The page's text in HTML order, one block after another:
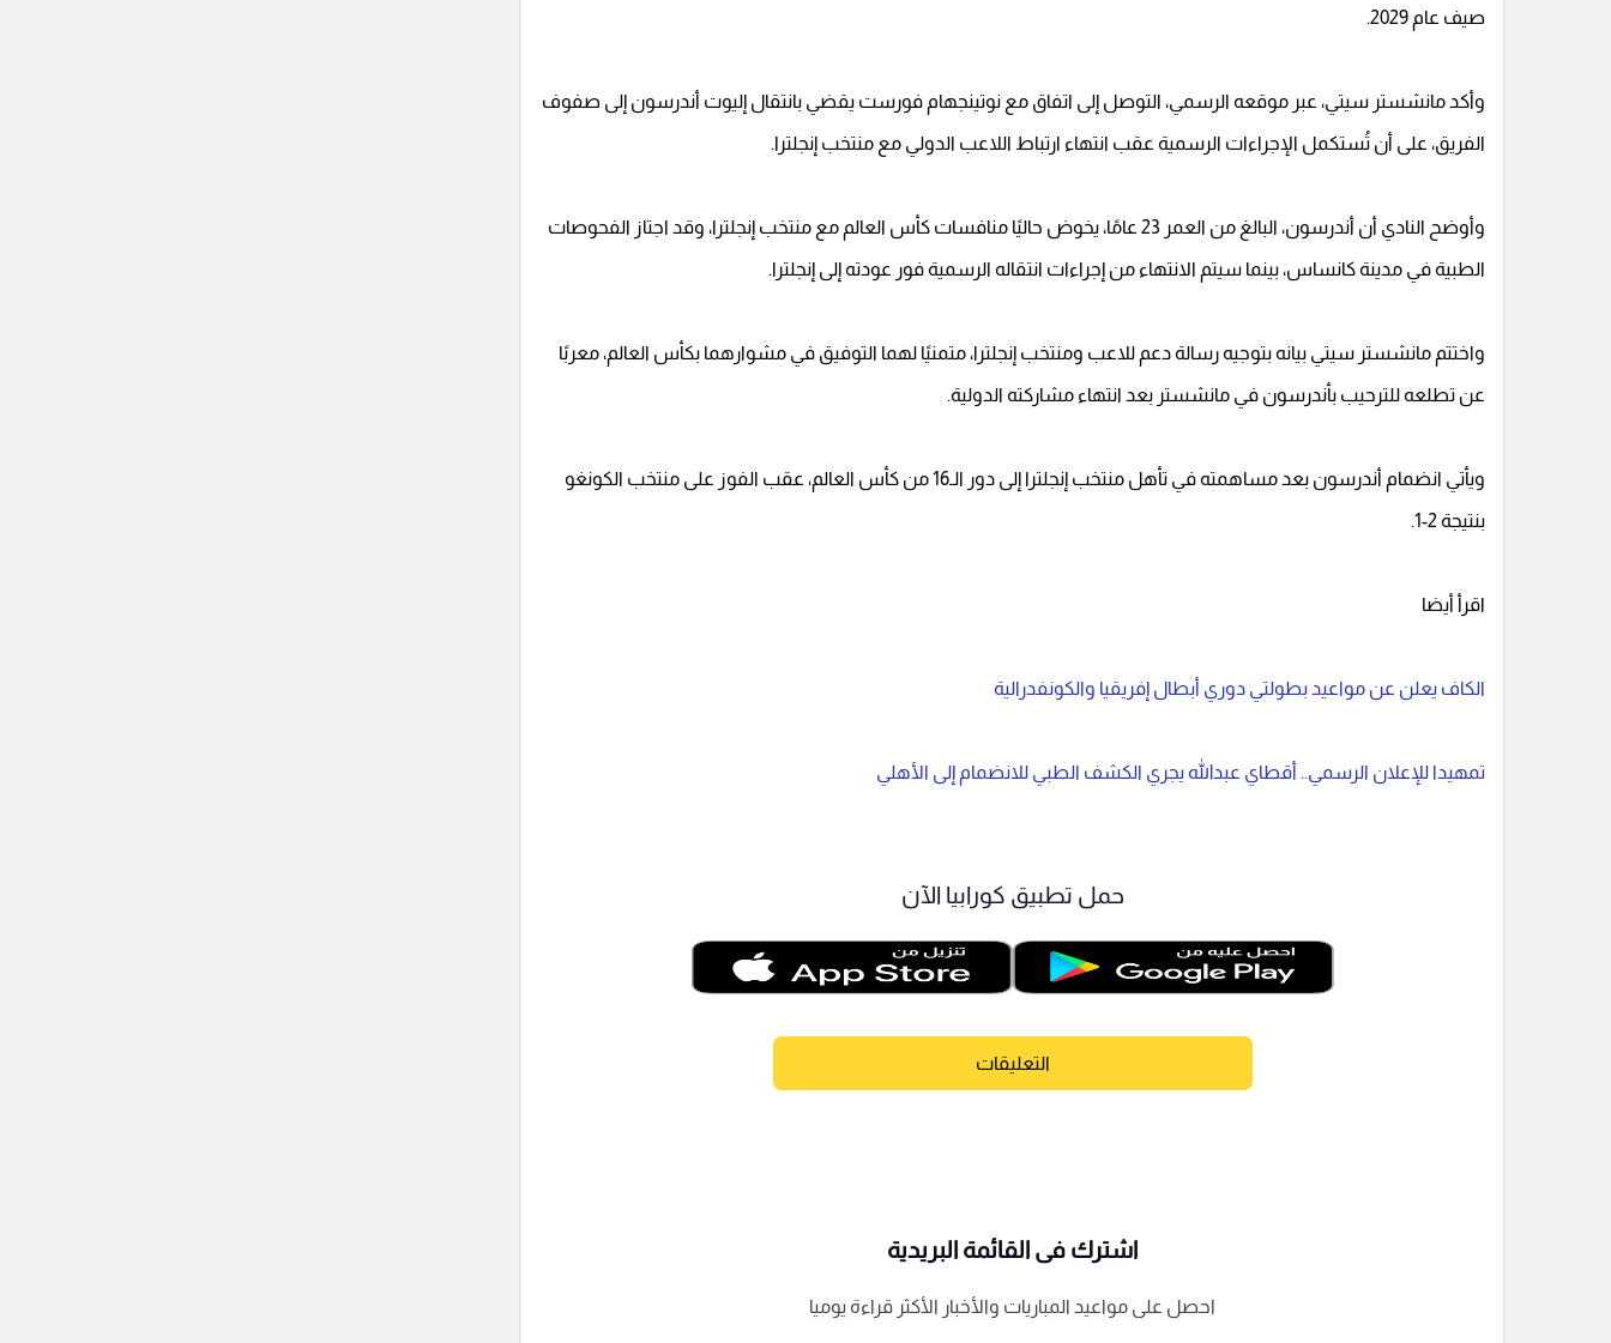
صيف عام 2029.
وأكد مانشستر سيتي، عبر موقعه الرسمي، التوصل إلى اتفاق مع نوتينجهام فورست يقضي بانتقال إليوت أندرسون إلى صفوف
الفريق، على أن تُستكمل الإجراءات الرسمية عقب انتهاء ارتباط اللاعب الدولي مع منتخب إنجلترا.
وأوضح النادي أن أندرسون، البالغ من العمر 23 عامًا، يخوض حاليًا منافسات كأس العالم مع منتخب إنجلترا، وقد اجتاز الفحوصات
الطبية في مدينة كانساس، بينما سيتم الانتهاء من إجراءات انتقاله الرسمية فور عودته إلى إنجلترا.
واختتم مانشستر سيتي بيانه بتوجيه رسالة دعم للاعب ومنتخب إنجلترا، متمنيًا لهما التوفيق في مشوارهما بكأس العالم، معربًا
عن تطلعه للترحيب بأندرسون في مانشستر بعد انتهاء مشاركته الدولية.
ويأتي انضمام أندرسون بعد مساهمته في تأهل منتخب إنجلترا إلى دور الـ16 من كأس العالم، عقب الفوز على منتخب الكونغو
بنتيجة 2-1.
اقرأ أيضا
الكاف يعلن عن مواعيد بطولتي دوري أبطال إفريقيا والكونفدرالية
تمهيدا للإعلان الرسمي.. أقطاي عبدالله يجري الكشف الطبي للانضمام إلى الأهلي
حمل تطبيق كورابيا الآن
التعليقات
اشترك فى القائمة البريدية
احصل على مواعيد المباريات والأخبار الأكثر قراءة يوميا